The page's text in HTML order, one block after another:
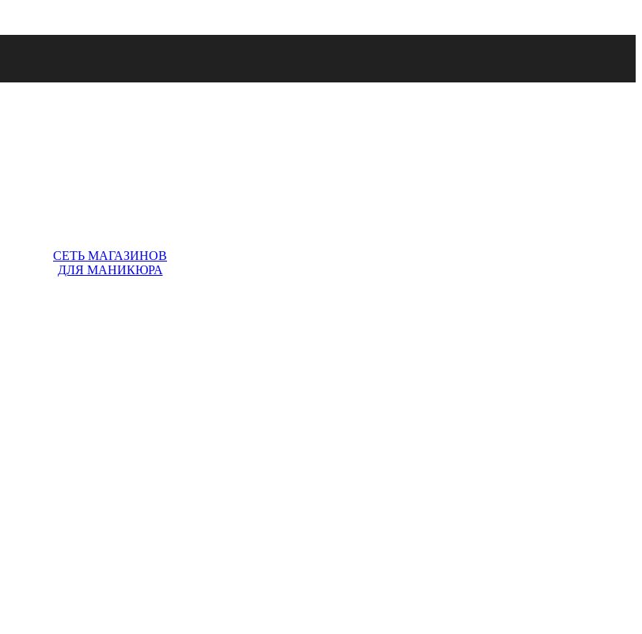
СЕТЬ МАГАЗИНОВ
ДЛЯ МАНИКЮРА